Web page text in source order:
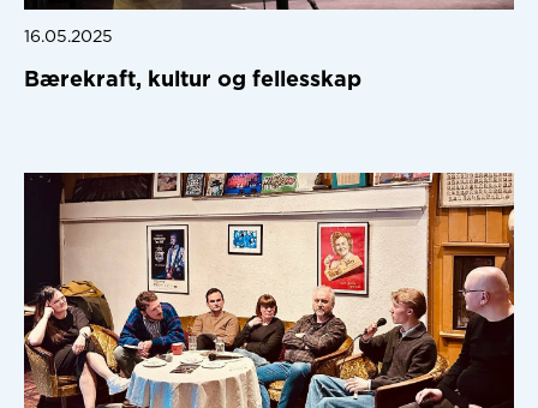
16.05.2025
Bærekraft, kultur og fellesskap